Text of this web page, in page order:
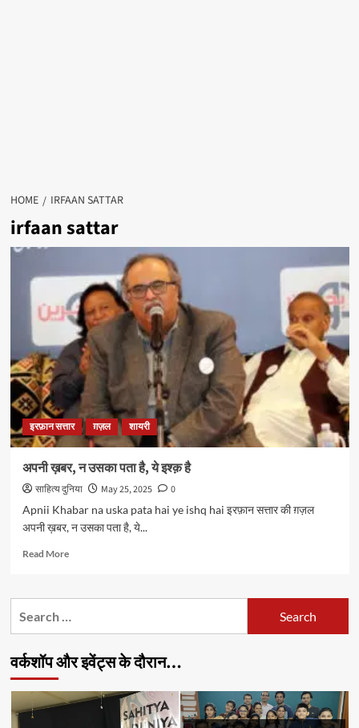
HOME IRFAAN SATTAR
irfaan sattar
इरफ़ान सत्तार ग़ज़ल शायरी
अपनी ख़बर, न उसका पता है, ये इश्क़ है
साहित्य दुनिया May 25, 2025
0
Apnii Khabar na uska pata hai ye ishq hai इरफ़ान सत्तार की ग़ज़ल
अपनी ख़बर, न उसका पता है, ये...
Read MoreRead
अपनी
पता
ये
इश्क़
वर्कशॉप और इवेंट्स के दौरान…